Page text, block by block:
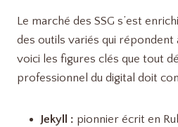
Le marché des SSG s’est
des outils variés qui répondent
voici les figures clés que tout
professionnel du digital doit
Jekyll : pionnier écrit en